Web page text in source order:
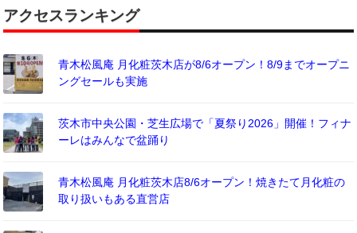
アクセスランキング
青木松風庵 月化粧茨木店が8/6オープン！8/9までオープニ
ングセールも実施
茨木市中央公園・芝生広場で「夏祭り2026」開催！フィナ
ーレはみんなで盆踊り
青木松風庵 月化粧茨木店8/6オープン！焼きたて月化粧の
取り扱いもある直営店